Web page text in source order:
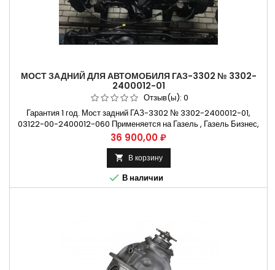
МОСТ ЗАДНИЙ ДЛЯ АВТОМОБИЛЯ ГАЗ-3302 № 3302-
2400012-01
Отзыв(ы): 0
Гарантия 1 год. Мост задний ГАЗ-3302 № 3302-2400012-01,
03122-00-2400012-060 Применяется на Газель , Газель Бизнес,
Газель Некст, ГАЗ -3302, ГАЗ -33027 Способы оплаты
Безналичный расчет, оплата банковской картой Бесплатная
доставка:. Москва и Н.Новгород. Владимир и Ульяновск
Крупнейший ассортимент...
Цена
36 900,00 ₽
 В корзину
 В наличии